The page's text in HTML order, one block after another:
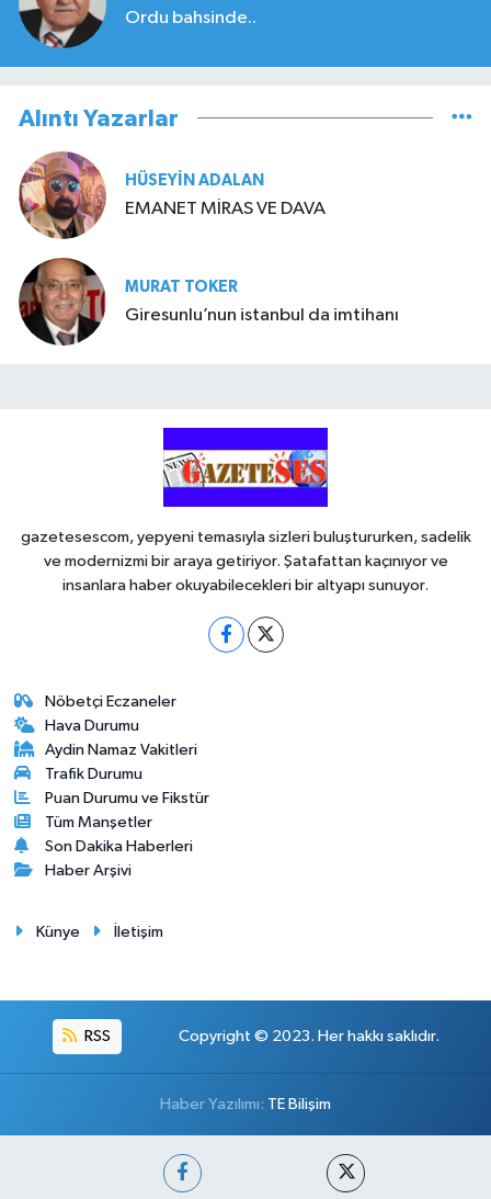
Ordu bahsinde..
Alıntı Yazarlar
HÜSEYIN ADALAN
EMANET MİRAS VE DAVA
MURAT TOKER
Giresunlu’nun istanbul da imtihanı
gazetesescom, yepyeni temasıyla sizleri buluştururken, sadelik
ve modernizmi bir araya getiriyor. Şatafattan kaçınıyor ve
insanlara haber okuyabilecekleri bir altyapı sunuyor.
Nöbetçi Eczaneler
Hava Durumu
Aydin Namaz Vakitleri
Trafik Durumu
Puan Durumu ve Fikstür
Tüm Manşetler
Son Dakika Haberleri
Haber Arşivi
Künye İletişim
RSS Copyright © 2023. Her hakkı saklıdır.
Haber Yazılımı: TE Bilişim